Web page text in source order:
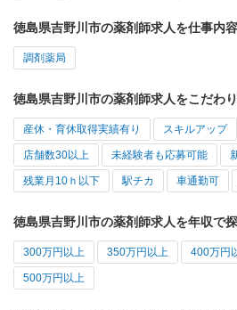
徳島県吉野川市の薬剤師求人を仕事内
調剤薬局
徳島県吉野川市の薬剤師求人をこだわ
産休・育休取得実績有り スキルアップ
店舗数30以上 未経験者も応募可能
残業月10ｈ以下 駅チカ 車通勤可
徳島県吉野川市の薬剤師求人を年収で
300万円以上 350万円以上 400万円
500万円以上